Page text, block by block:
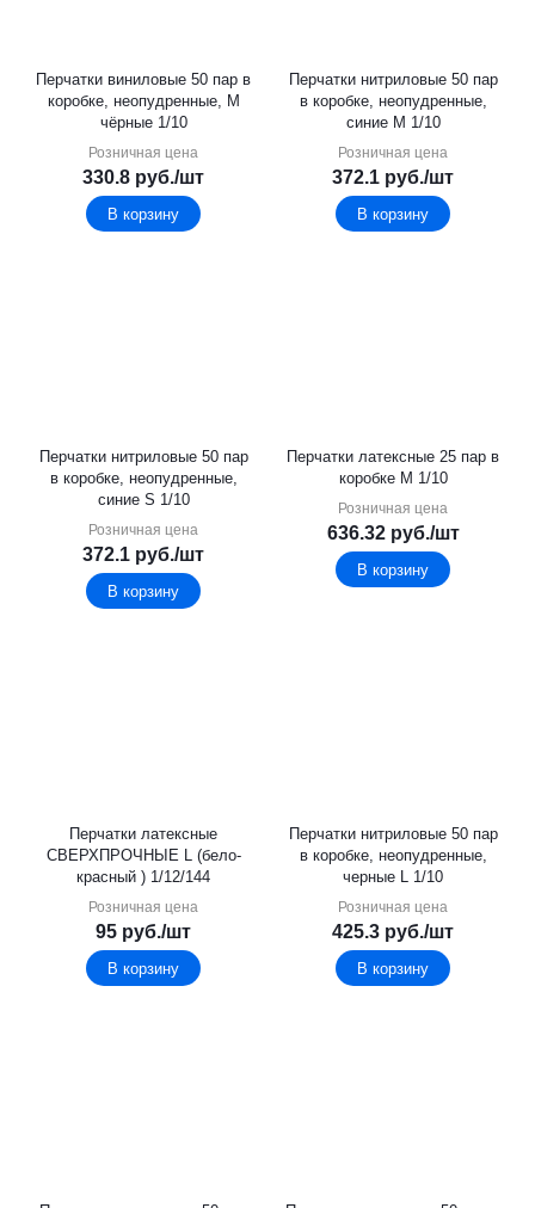
Перчатки виниловые 50 пар в
коробке, неопудренные, М
чёрные 1/10
Розничная цена
330.8 руб./шт
В корзину
Перчатки нитриловые 50 пар
в коробке, неопудренные,
синие М 1/10
Розничная цена
372.1 руб./шт
В корзину
Перчатки нитриловые 50 пар
в коробке, неопудренные,
синие S 1/10
Розничная цена
372.1 руб./шт
В корзину
Перчатки латексные 25 пар в
коробке М 1/10
Розничная цена
636.32руб./шт
В корзину
Перчатки латексные
СВЕРХПРОЧНЫЕ L (бело-
красный ) 1/12/144
Розничная цена
95 руб./шт
В корзину
Перчатки нитриловые 50 пар
в коробке, неопудренные,
черные L 1/10
Розничная цена
425.3 руб./шт
В корзину